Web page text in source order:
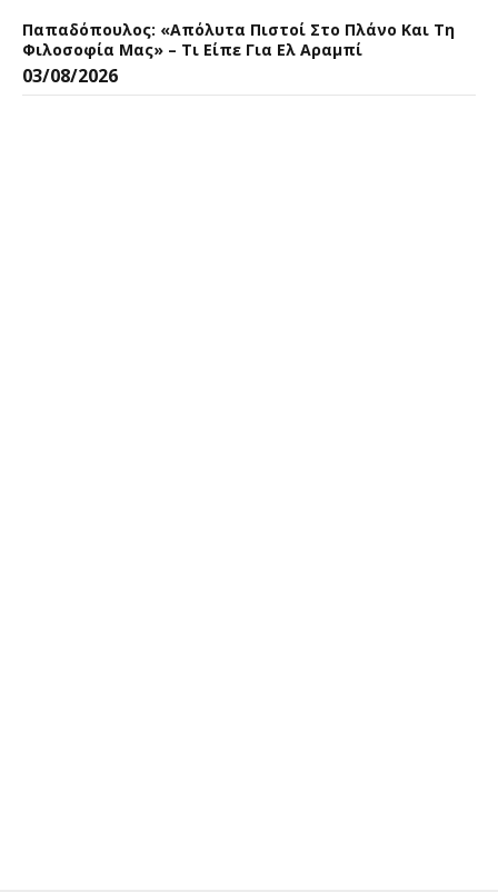
Παπαδόπουλος: «Aπόλυτα Πιστοί Στο Πλάνο Και Τη
Φιλοσοφία Μας» – Τι Είπε Για Ελ Αραμπί
03/08/2026